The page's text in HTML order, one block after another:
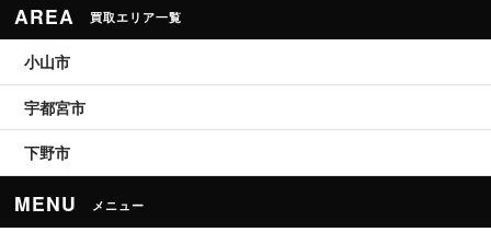
AREA 買取エリア一覧
小山市
宇都宮市
下野市
MENU メニュー